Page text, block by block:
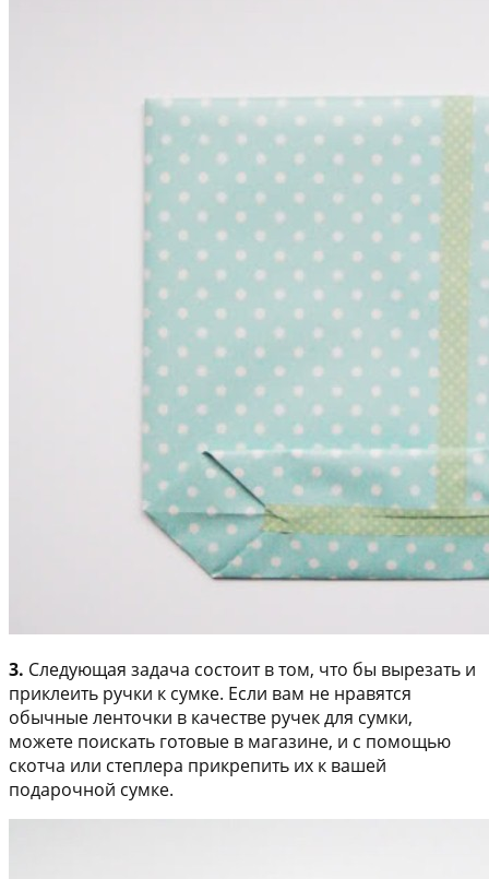
3. Следующая задача состоит в том, что бы вырезать и
приклеить ручки к сумке. Если вам не нравятся
обычные ленточки в качестве ручек для сумки,
можете поискать готовые в магазине, и с помощью
скотча или степлера прикрепить их к вашей
подарочной сумке.